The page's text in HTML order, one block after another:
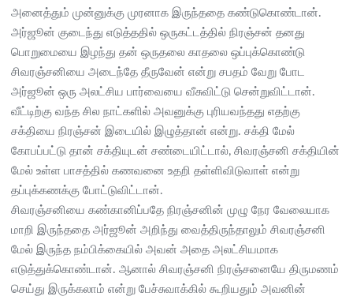
அனைத்தும் முன்னுக்கு முரனாக இருந்ததை கண்டுகொண்டான்.
அர்ஜூன் குடைந்து எடுத்ததில் ஒருகட்டத்தில் நிரஞ்சன் தனது
பொறுமையை இழந்து தன் ஒருதலை காதலை ஒப்புக்கொண்டு
சிவரஞ்சனியை அடைந்தே தீருவேன் என்று சபதம் வேறு போட
அர்ஜூன் ஒரு அலட்சிய பார்வையை வீசுவிட்டு சென்றுவிட்டான்.
வீட்டிற்கு வந்த சில நாட்களில் அவனுக்கு புரியவந்தது எதற்கு
சக்தியை நிரஞ்சன் இடையில் இழுத்தான் என்று. சக்தி மேல்
கோபப்பட்டு தான் சக்தியுடன் சண்டையிட்டால், சிவரஞ்சனி சக்தியின்
மேல் உள்ள பாசத்தில் கணவனை உதறி தள்ளிவிடுவாள் என்று
தப்புக்கணக்கு போட்டுவிட்டான்.
சிவரஞ்சனியை கண்கானிப்பதே நிரஞ்சனின் முழு நேர வேலையாக
மாறி இருந்ததை அர்ஜூன் அறிந்து வைத்திருந்தாலும் சிவரஞ்சனி
மேல் இருந்த நம்பிக்கையில் அவன் அதை அலட்சியமாக
எடுத்துக்கொண்டான். ஆனால் சிவரஞ்சனி நிரஞ்சனையே திருமணம்
செய்து இருக்கலாம் என்று பேச்சுவாக்கில் கூறியதும் அவனின்